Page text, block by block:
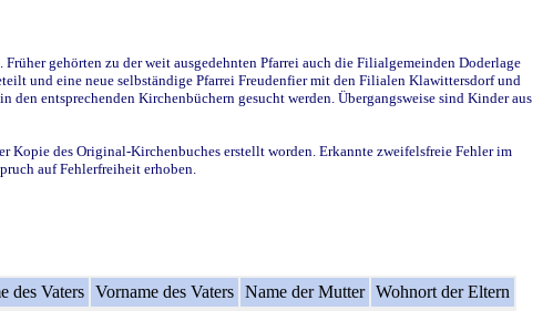
gehörten zu der weit ausgedehnten Pfarrei auch die Filialgemeinden Doderlage
und eine neue selbständige Pfarrei Freudenfier mit den Filialen Klawittersdorf und
entsprechenden Kirchenbüchern gesucht werden. Übergangsweise sind Kinder aus
des Original-Kirchenbuches erstellt worden. Erkannte zweifelsfreie Fehler im
auf Fehlerfreiheit erhoben.
des Vaters Vorname des Vaters Name der Mutter Wohnort der Eltern